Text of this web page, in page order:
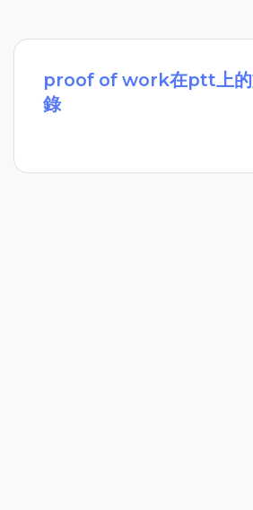
proof of work在ptt上的
錄